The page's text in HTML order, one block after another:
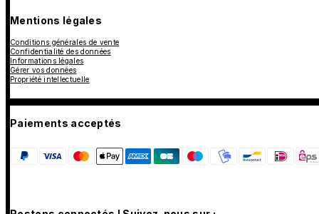
Mentions légales
Conditions générales de vente
Confidentialité des données
Informations légales
Gérer vos données
Propriété intellectuelle
Paiements acceptés